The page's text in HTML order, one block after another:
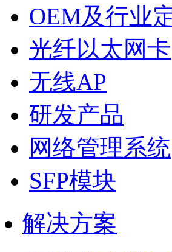
OEM及行业
光纤以太网卡
无线AP
研发产品
网络管理系统
SFP模块
解决方案